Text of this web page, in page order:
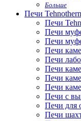
Больше
Печи
Печи
Печи
Печи
Печи
Печи
Печи
Печи
Печи
Печи с
Печи для
Печи